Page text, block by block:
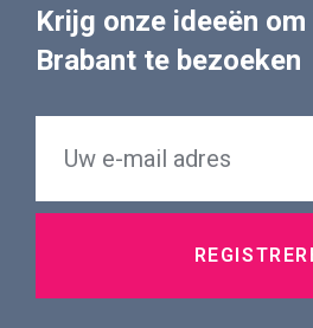
Krijg onze ideeën
Brabant te bezoeken